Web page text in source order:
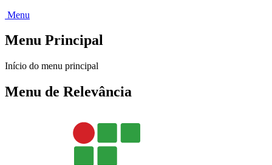
Menu
Menu Principal
Início do menu principal
Menu de Relevância